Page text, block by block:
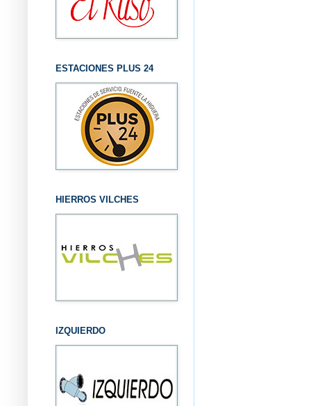
ESTACIONES PLUS 24
HIERROS VILCHES
IZQUIERDO